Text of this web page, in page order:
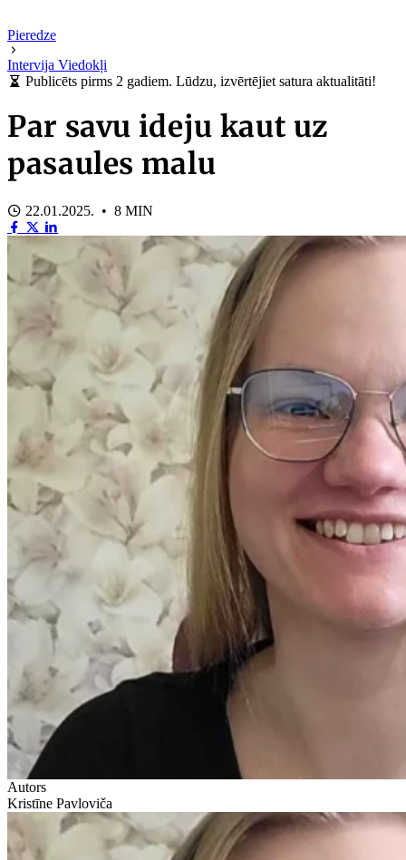
Pieredze
Intervija Viedokļi
Publicēts pirms 2 gadiem. Lūdzu, izvērtējiet satura aktualitāti!
Par savu ideju kaut uz
pasaules malu
22.01.2025. • 8 MIN
Autors
Kristīne Pavloviča